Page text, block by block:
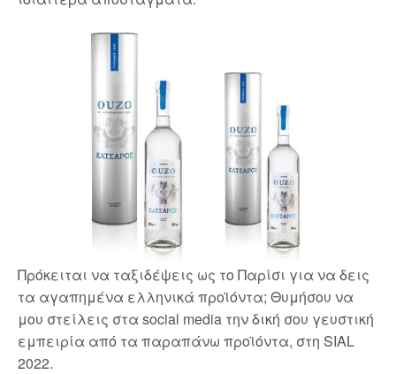
Πρόκειται να ταξιδέψεις ως το Παρίσι για να δεις
τα αγαπημένα ελληνικά προϊόντα; Θυμήσου να
μου στείλεις στα social media την δική σου γευστική
εμπειρία από τα παραπάνω προϊόντα, στη SIAL
2022.